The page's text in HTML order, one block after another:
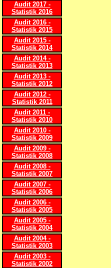
Audit 2017 -
Statistik 2016
Audit 2016 -
Statistik 2015
Audit 2015 -
Statistik 2014
Audit 2014 -
Statistik 2013
Audit 2013 -
Statistik 2012
Audit 2012 -
Statistik 2011
Audit 2011 -
Statistik 2010
Audit 2010 -
Statistik 2009
Audit 2009 -
Statistik 2008
Audit 2008 -
Statistik 2007
Audit 2007 -
Statistik 2006
Audit 2006 -
Statistik 2005
Audit 2005 -
Statistik 2004
Audit 2004 -
Statistik 2003
Audit 2003 -
Statistik 2002